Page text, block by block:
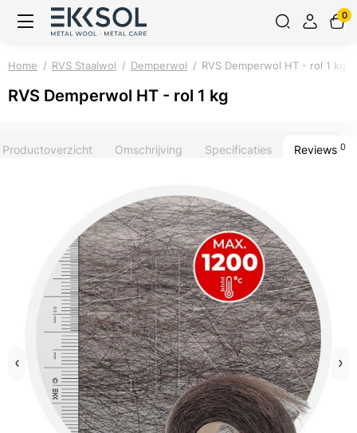
0
Home RVS Staalwol Demperwol RVS Demperwol HT - rol 1 kg
RVS Demperwol HT - rol 1 kg
Productoverzicht Omschrijving Specificaties Reviews 0